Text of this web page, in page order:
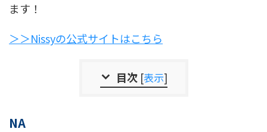
ます！
＞＞Nissyの公式サイトはこちら
目次 [表示]
NA